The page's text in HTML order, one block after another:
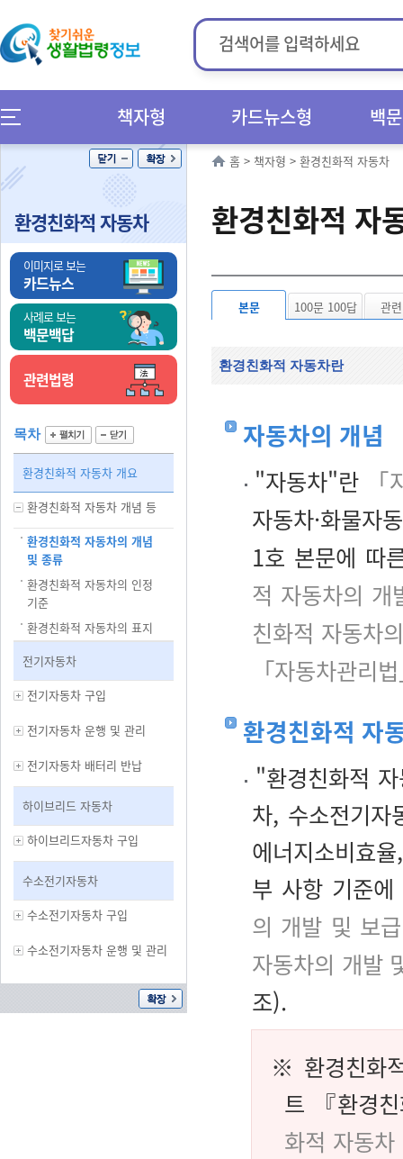
책자형 카드뉴스형 백
환경친화적 자동차
이미지로 보는
카드뉴스
사례로 보는
백문백답
관련법령
목차
환경친화적 자동차 개요
환경친화적 자동차 개념 등
환경친화적 자동차의 개념
및 종류
환경친화적 자동차의 인정
기준
환경친화적 자동차의 표지
전기자동차
전기자동차 구입
전기자동차 운행 및 관리
전기자동차 배터리 반납
하이브리드 자동차
하이브리드자동차 구입
수소전기자동차
수소전기자동차 구입
수소전기자동차 운행 및 관리
홈 > 책자형 > 환경친화적 자동차
환경친화적 자
본문 100문 100답 관
환경친화적 자동차란
자동차의 개념
"자동차"란
자동차·화물자
1호 본문에 따
적 자동차의
친화적 자동차
「자동차관리
환경친화적 자
"환경친화적
차, 수소전기자
에너지소비효
부 사항 기준
의 개발 및 보
자동차의 개발
조).
※ 환경친화
트 『환경
화적 자동